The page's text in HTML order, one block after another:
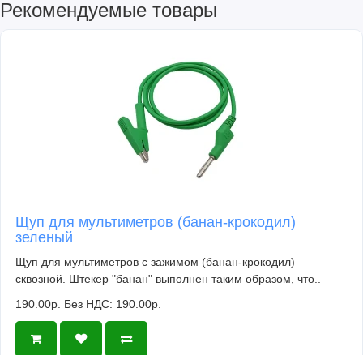
Рекомендуемые товары
Щуп для мультиметров (банан-крокодил)
зеленый
Щуп для мультиметров с зажимом (банан-крокодил)
сквозной. Штекер "банан" выполнен таким образом, что..
190.00р. Без НДС: 190.00р.